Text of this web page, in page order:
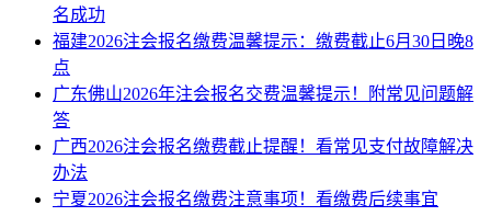
名成功
福建2026注会报名缴费温馨提示：缴费截止6月30日晚8
点
广东佛山2026年注会报名交费温馨提示！附常见问题解
答
广西2026注会报名缴费截止提醒！看常见支付故障解决
办法
宁夏2026注会报名缴费注意事项！看缴费后续事宜